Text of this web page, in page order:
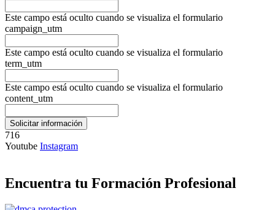
Este campo está oculto cuando se visualiza el formulario
campaign_utm
Este campo está oculto cuando se visualiza el formulario
term_utm
Este campo está oculto cuando se visualiza el formulario
content_utm
716
Youtube Instagram
Encuentra tu Formación Profesional